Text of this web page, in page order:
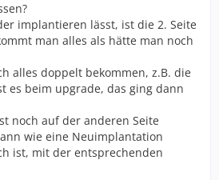
implantieren lässt, ist die 2. Seite
man alles als hätte man noch
alles doppelt bekommen, z.B. die
es beim upgrade, das ging dann
noch auf der anderen Seite
wie eine Neuimplantation
ist, mit der entsprechenden